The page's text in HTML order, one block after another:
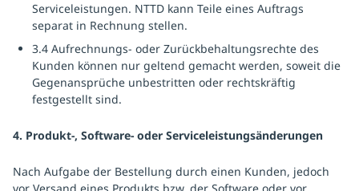
Serviceleistungen. NTTD kann Teile eines Auftrags
separat in Rechnung stellen.
3.4 Aufrechnungs- oder Zurückbehaltungsrechte des
Kunden können nur geltend gemacht werden, soweit die
Gegenansprüche unbestritten oder rechtskräftig
festgestellt sind.
4. Produkt-, Software- oder Serviceleistungsänderungen
Nach Aufgabe der Bestellung durch einen Kunden, jedoch